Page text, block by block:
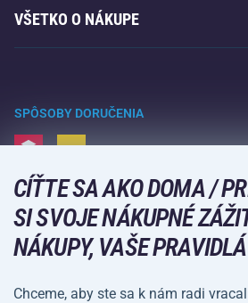
Kontakty
Fitness a posilovanie
Raketové športy
Voľný čas a zábava
Kempovanie a turistika
Bojové športy
Bicykle a kolobežky
Lopové športy
Vodné športy
VŠETKO O NÁKUPE
Doprava a platba
SPÔSOBY DORUČENIA
SPÔSOBY PLATBY
CÍŤTE SA AKO DOMA /
SI SVOJE NÁKUPNÉ
NÁKUPY, VAŠE PRAVIDLÁ
Chceme, aby ste sa k nám radi